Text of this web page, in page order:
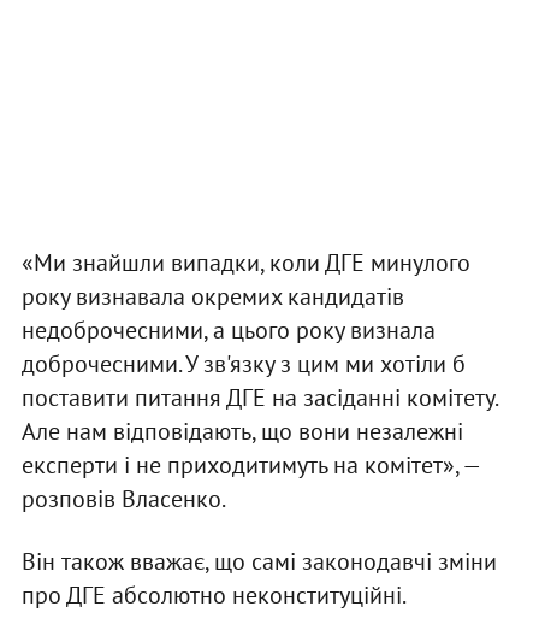
«Ми знайшли випадки, коли ДГЕ минулого
року визнавала окремих кандидатів
недоброчесними, а цього року визнала
доброчесними. У зв'язку з цим ми хотіли б
поставити питання ДГЕ на засіданні комітету.
Але нам відповідають, що вони незалежні
експерти і не приходитимуть на комітет», —
розповів Власенко.
Він також вважає, що самі законодавчі зміни
про ДГЕ абсолютно неконституційні.